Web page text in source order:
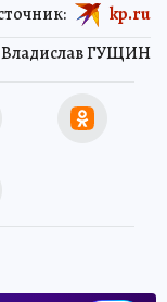
Владислав ГУЩИН
kp.ru